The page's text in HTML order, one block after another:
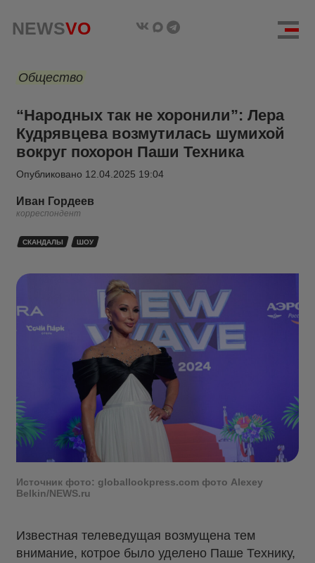
NEWSVO
Общество
“Народных так не хоронили”: Лера
Кудрявцева возмутилась шумихой
вокруг похорон Паши Техника
Опубликовано 12.04.2025 19:04
Иван Гордеев
корреспондент
СКАНДАЛЫ ШОУ
Источник фото: globallookpress.com фото Alexey
Belkin/NEWS.ru
Известная телеведущая возмущена тем
внимание, котрое было уделено Паше Технику,